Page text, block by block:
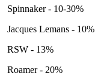
Spinnaker - 10-30%
Jacques Lemans - 10%
RSW - 13%
Roamer - 20%